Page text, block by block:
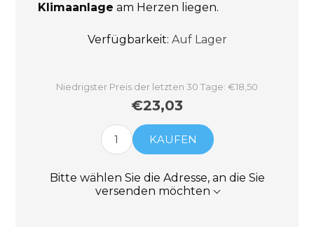
Klimaanlage am Herzen liegen.
Verfügbarkeit: Auf Lager
Niedrigster Preis der letzten 30 Tage: €18,50
€23,03
KAUFEN
Bitte wählen Sie die Adresse, an die Sie
versenden möchten